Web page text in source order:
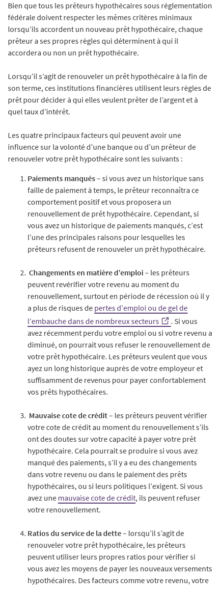
Bien que tous les prêteurs hypothécaires sous réglementation
fédérale doivent respecter les mêmes critères minimaux
lorsqu’ils accordent un nouveau prêt hypothécaire, chaque
prêteur a ses propres règles qui déterminent à qui il
accordera ou non un prêt hypothécaire.
Lorsqu’il s’agit de renouveler un prêt hypothécaire à la fin de
son terme, ces institutions financières utilisent leurs règles de
prêt pour décider à qui elles veulent prêter de l’argent et à
quel taux d’intérêt.
Les quatre principaux facteurs qui peuvent avoir une
influence sur la volonté d’une banque ou d’un prêteur de
renouveler votre prêt hypothécaire sont les suivants :
Paiements manqués – si vous avez un historique sans
faille de paiement à temps, le prêteur reconnaîtra ce
comportement positif et vous proposera un
renouvellement de prêt hypothécaire. Cependant, si
vous avez un historique de paiements manqués, c’est
l’une des principales raisons pour lesquelles les
prêteurs refusent de renouveler un prêt hypothécaire.
Changements en matière d’emploi – les prêteurs
peuvent revérifier votre revenu au moment du
renouvellement, surtout en période de récession où il y
a plus de risques de pertes d’emploi ou de gel de
l’embauche dans de nombreux secteurs
. Si vous
avez récemment perdu votre emploi ou si votre revenu a
diminué, on pourrait vous refuser le renouvellement de
votre prêt hypothécaire. Les prêteurs veulent que vous
ayez un long historique auprès de votre employeur et
suffisamment de revenus pour payer confortablement
vos prêts hypothécaires.
Mauvaise cote de crédit – les prêteurs peuvent vérifier
votre cote de crédit au moment du renouvellement s’ils
ont des doutes sur votre capacité à payer votre prêt
hypothécaire. Cela pourrait se produire si vous avez
manqué des paiements, s’il y a eu des changements
dans votre revenu ou dans le paiement des prêts
hypothécaires, ou si leurs politiques l’exigent. Si vous
avez une mauvaise cote de crédit, ils peuvent refuser
votre renouvellement.
Ratios du service de la dette– lorsqu’il s’agit de
renouveler votre prêt hypothécaire, les prêteurs
peuvent utiliser leurs propres ratios pour vérifier si
vous avez les moyens de payer les nouveaux versements
hypothécaires. Des facteurs comme votre revenu, votre